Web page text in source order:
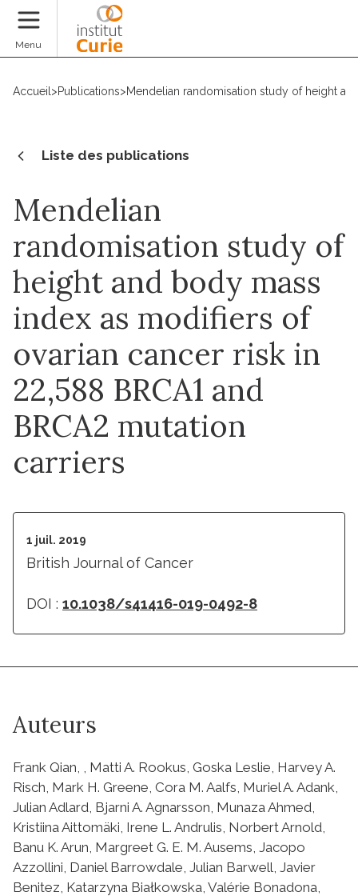
Menu
Accueil >Publications>Mendelian randomisation study of height
Liste des publications
Mendelian
randomisation study of
height and body mass
index as modifiers of
ovarian cancer risk in
22,588 BRCA1 and
BRCA2 mutation
carriers
1 juil. 2019
British Journal of Cancer
DOI : 10.1038/s41416-019-0492-8
Auteurs
Frank Qian, , Matti A. Rookus, Goska Leslie, Harvey A.
Risch, Mark H. Greene, Cora M. Aalfs, Muriel A. Adank,
Julian Adlard, Bjarni A. Agnarsson, Munaza Ahmed,
Kristiina Aittomäki, Irene L. Andrulis, Norbert Arnold,
Banu K. Arun, Margreet G. E. M. Ausems, Jacopo
Azzollini, Daniel Barrowdale, Julian Barwell, Javier
Benitez, Katarzyna Białkowska, Valérie Bonadona,